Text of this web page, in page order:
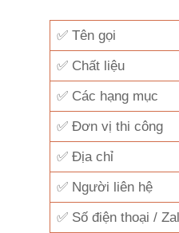
✅ Tên gọi
✅ Chất liệu
✅ Các hạng mục
✅ Đơn vị thi công
✅ Địa chỉ
✅ Người liên hệ
✅ Số điện thoại /